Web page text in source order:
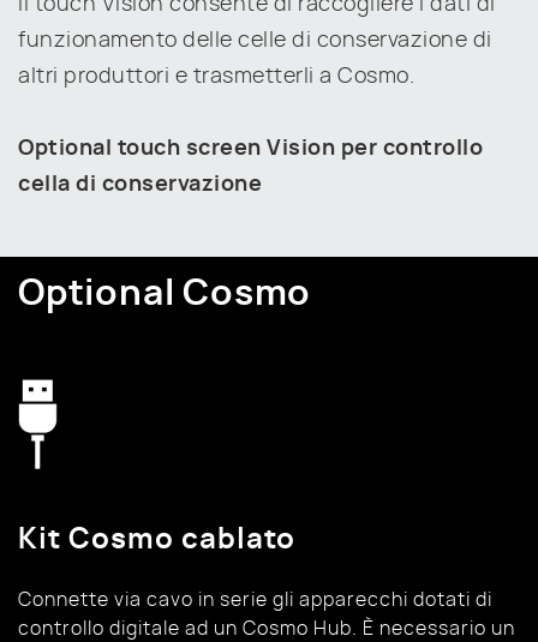
Il touch Vision consente di raccogliere i dati di
funzionamento delle celle di conservazione di
altri produttori e trasmetterli a Cosmo.
Optional touch screen Vision per controllo
cella di conservazione
Optional Cosmo
Kit Cosmo cablato
Connette via cavo in serie gli apparecchi dotati di
controllo digitale ad un Cosmo Hub. È necessario un